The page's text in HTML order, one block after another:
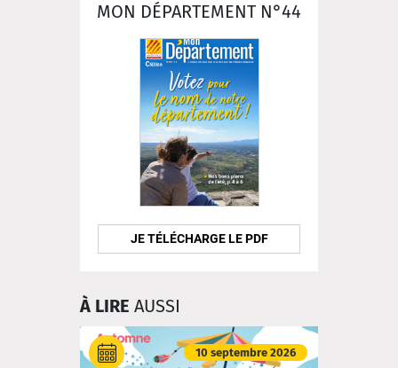
MON DÉPARTEMENT N°44
JE TÉLÉCHARGE LE PDF
À LIRE AUSSI
10 septembre 2026